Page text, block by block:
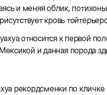
и меняя облик,
кровь
относится к первой
и данная порода
рекордсменки по